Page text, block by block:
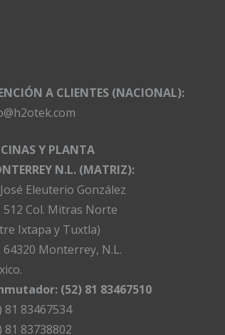
A CLIENTES (NACIONAL):
Y PLANTA
N.L. (MATRIZ):
Eleuterio González
512 Col. Mitras Norte
Ixtapa y Tuxtla)
64320 Monterrey, N.L.
(52) 81 83467510
81 83467534
81 83738802